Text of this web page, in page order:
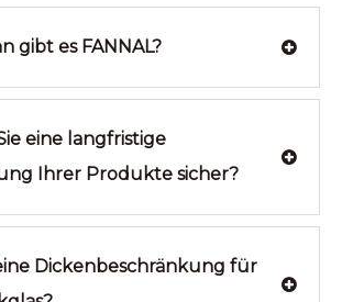
gibt es FANNAL?
eine langfristige
Ihrer Produkte sicher?
Dickenbeschränkung für